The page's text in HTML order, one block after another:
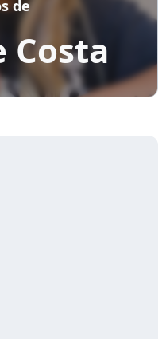
Costa
de